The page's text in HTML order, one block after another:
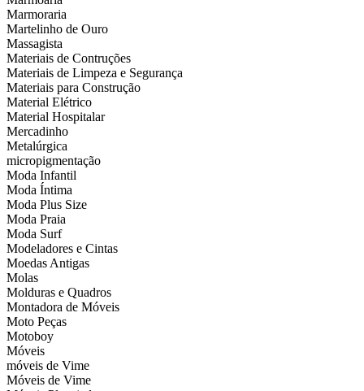
Marmoraria
Martelinho de Ouro
Massagista
Materiais de Contruções
Materiais de Limpeza e Segurança
Materiais para Construção
Material Elétrico
Material Hospitalar
Mercadinho
Metalúrgica
micropigmentação
Moda Infantil
Moda Íntima
Moda Plus Size
Moda Praia
Moda Surf
Modeladores e Cintas
Moedas Antigas
Molas
Molduras e Quadros
Montadora de Móveis
Moto Peças
Motoboy
Móveis
móveis de Vime
Móveis de Vime